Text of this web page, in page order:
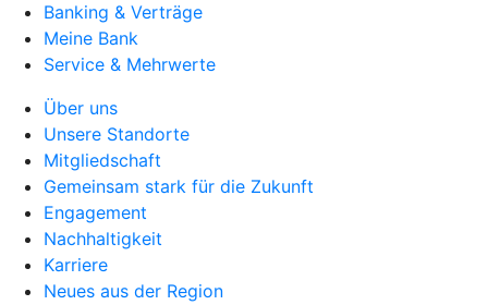
Banking & Verträge
Meine Bank
Service & Mehrwerte
Über uns
Unsere Standorte
Mitgliedschaft
Gemeinsam stark für die Zukunft
Engagement
Nachhaltigkeit
Karriere
Neues aus der Region